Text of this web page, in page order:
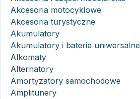
Akcesoria motocyklowe
Akcesoria turystyczne
Akumulatory
Akumulatory i baterie uniwersalne
Alkomaty
Alternatory
Amortyzatory samochodowe
Amplitunery